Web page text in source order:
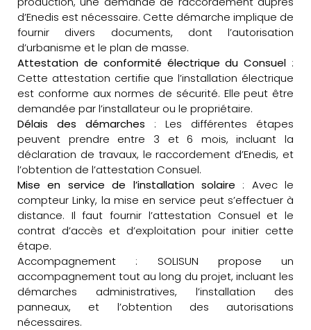
d’Enedis est nécessaire. Cette démarche implique de
fournir divers documents, dont l’autorisation
d’urbanisme et le plan de masse.
Attestation de conformité électrique du Consuel :
Cette attestation certifie que l’installation électrique
est conforme aux normes de sécurité. Elle peut être
demandée par l’installateur ou le propriétaire.
Délais des démarches : Les différentes étapes
peuvent prendre entre 3 et 6 mois, incluant la
déclaration de travaux, le raccordement d’Enedis, et
l’obtention de l’attestation Consuel.
Mise en service de l’installation solaire : Avec le
compteur Linky, la mise en service peut s’effectuer à
distance. Il faut fournir l’attestation Consuel et le
contrat d’accès et d’exploitation pour initier cette
étape.
Accompagnement : SOLISUN propose un
accompagnement tout au long du projet, incluant les
démarches administratives, l’installation des
panneaux, et l’obtention des autorisations
nécessaires.